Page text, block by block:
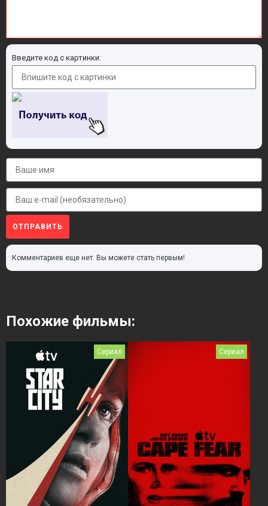
Введите код с картинки:
ОТПРАВИТЬ
Комментариев еще нет. Вы можете стать первым!
Похожие фильмы:
Сериал Сериал